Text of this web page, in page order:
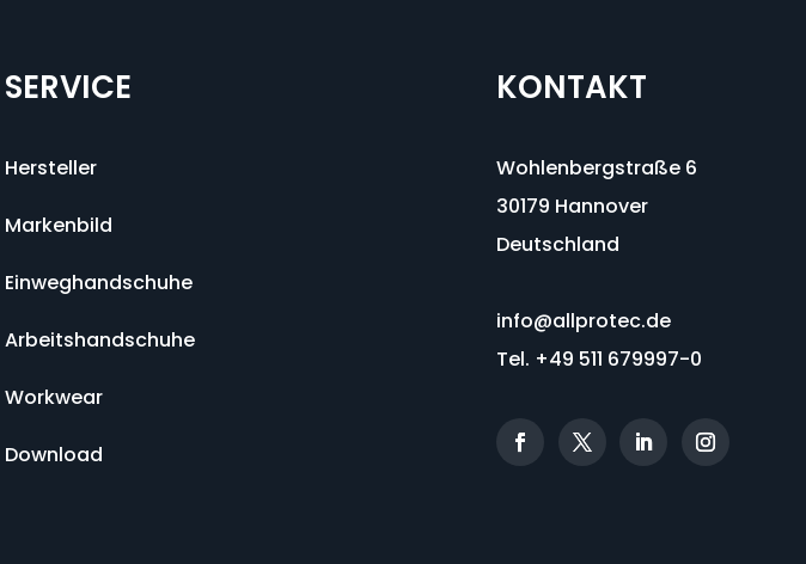
SERVICE
Hersteller
Markenbild
Einweghandschuhe
Arbeitshandschuhe
Workwear
Download
KONTAKT
Wohlenbergstraße 6
30179 Hannover
Deutschland
info@allprotec.de
Tel. +49 511 679997-0